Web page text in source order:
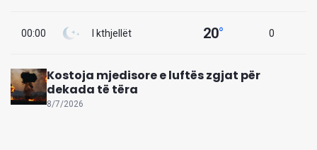
00:00 I kthjellët 20° 0
Kostoja mjedisore e luftës zgjat për
dekada të tëra
8/7/2026